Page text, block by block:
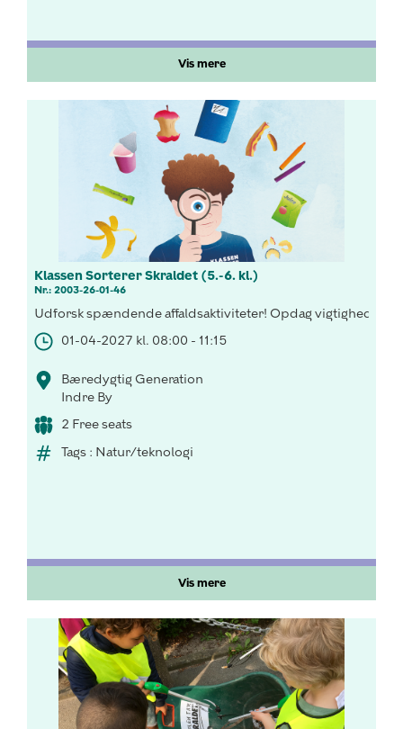
Vis mere
Klassen Sorterer Skraldet (5.-6. kl.)
Nr.: 2003-26-01-46
Udforsk spændende affaldsaktiviteter! Opdag vigtigheden
01-04-2027 kl. 08:00 - 11:15
Bæredygtig Generation
Indre By
2 Free seats
Tags : Natur/teknologi
Vis mere